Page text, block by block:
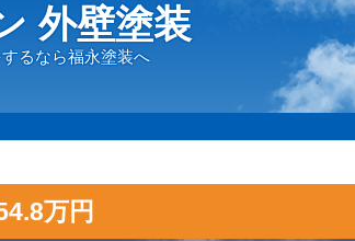
外壁塗装
るなら福永塗装へ
万円